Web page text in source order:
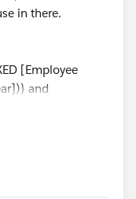
in there.
[Employee
and